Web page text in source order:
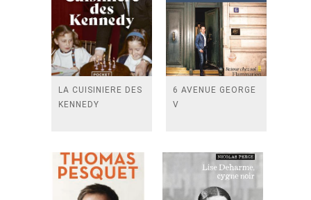
LA CUISINIERE DES
KENNEDY
6 AVENUE GEORGE
V